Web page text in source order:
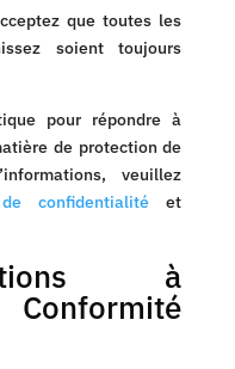
que toutes les
soient toujours
pour répondre à
de protection de
veuillez
confidentialité
et
à